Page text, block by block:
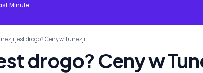
Minute
jest drogo? Ceny w Tunezji
drogo? Ceny w